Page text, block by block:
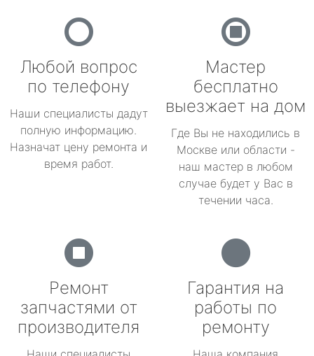
Любой вопрос
по телефону
Наши специалисты дадут
полную информацию.
Назначат цену ремонта и
время работ.
Мастер
бесплатно
выезжает на дом
Где Вы не находились в
Москве или области -
наш мастер в любом
случае будет у Вас в
течении часа.
Ремонт
запчастями от
производителя
Гарантия на
работы по
ремонту